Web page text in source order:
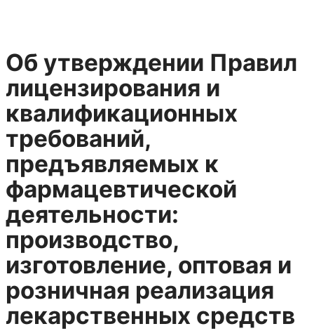
Об утверждении Правил
лицензирования и
квалификационных
требований,
предъявляемых к
фармацевтической
деятельности:
производство,
изготовление, оптовая и
розничная реализация
лекарственных средств